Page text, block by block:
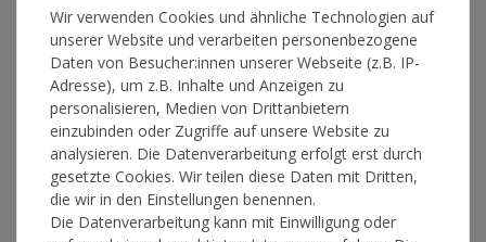
GRÖSSE
34,90 €*
Lieferzeit 1-3 Werktage
Wir verwenden Cookies und ähnliche Technologien auf
unserer Website und verarbeiten personenbezogene
Daten von Besucher:innen unserer Webseite (z.B. IP-
Adresse), um z.B. Inhalte und Anzeigen zu
personalisieren, Medien von Drittanbietern
einzubinden oder Zugriffe auf unsere Website zu
analysieren. Die Datenverarbeitung erfolgt erst durch
gesetzte Cookies. Wir teilen diese Daten mit Dritten,
die wir in den Einstellungen benennen.
Die Datenverarbeitung kann mit Einwilligung oder